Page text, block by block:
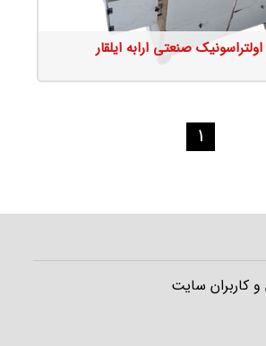
صنعتی ارابه ایلقار
1
و کاربران سایت